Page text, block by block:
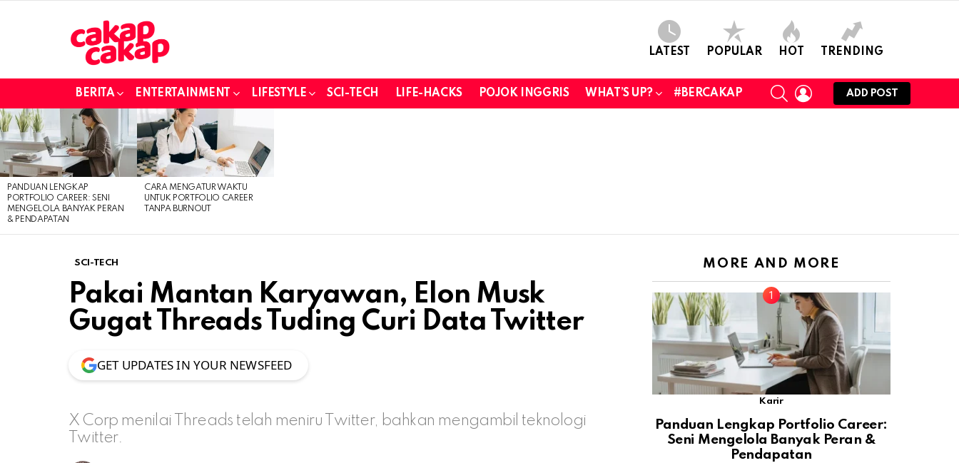
LATEST POPULAR HOT TRENDING
BERITA ENTERTAINMENT LIFESTYLE SCI-TECH LIFE-HACKS POJOK INGGRIS WHAT’S UP? #BERCAKAP
SEARCHLOGIN
ADD POST
LATEST
STORIES
PANDUAN LENGKAP
PORTFOLIO CAREER: SENI
MENGELOLA BANYAK PERAN
& PENDAPATAN
CARA MENGATUR WAKTU
UNTUK PORTFOLIO CAREER
TANPA BURNOUT
SCI-TECH
Pakai Mantan Karyawan, Elon Musk
Gugat Threads Tuding Curi Data Twitter
GET UPDATES IN YOUR NEWSFEED
X Corp menilai Threads telah meniru Twitter, bahkan mengambil teknologi
Twitter.
MORE AND MORE
Karir
Panduan Lengkap Portfolio Career:
Seni Mengelola Banyak Peran &
Pendapatan